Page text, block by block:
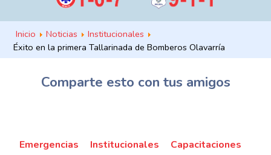
Inicio Noticias
Institucionales
Éxito en la primera Tallarinada de Bomberos Olavarría
Comparte esto con tus amigos
Emergencias Institucionales
Capacitaciones